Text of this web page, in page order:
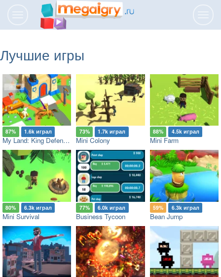
Переключить
навигацию
Лучшие игры
87% 1.6k играл
My Land: King Defender
73% 1.7k играл
Mini Colony
88% 4.5k играл
Mini Farm
80% 6.3k играл
Mini Survival
77% 6.0k играл
Business Tycoon
59% 6.3k играл
Bean Jump